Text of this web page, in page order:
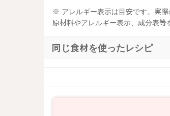
※ アレルギー表示は目安です。実
原材料やアレルギー表示、成分表等
同じ食材を使ったレシピ